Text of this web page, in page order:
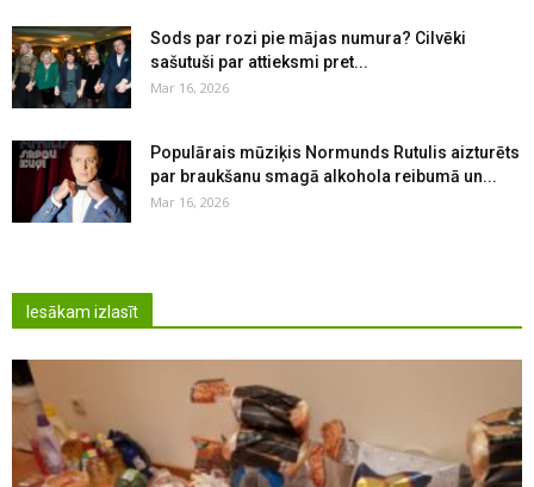
Sods par rozi pie mājas numura? Cilvēki
sašutuši par attieksmi pret...
Mar 16, 2026
Populārais mūziķis Normunds Rutulis aizturēts
par braukšanu smagā alkohola reibumā un...
Mar 16, 2026
Iesākam izlasīt